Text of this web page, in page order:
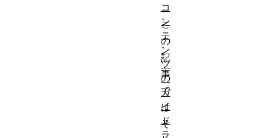
、
こ
の
記
事
で
は
そ
コ
ン
テ
ン
ツ
の
ガ
イ
ド
ラ